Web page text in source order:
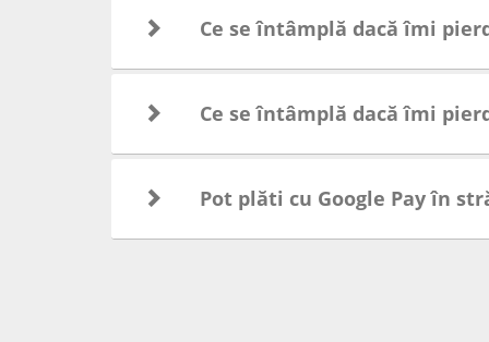
Ce se întâmplă dacă îmi
Ce se întâmplă dacă îmi
Pot plăti cu Google Pay în